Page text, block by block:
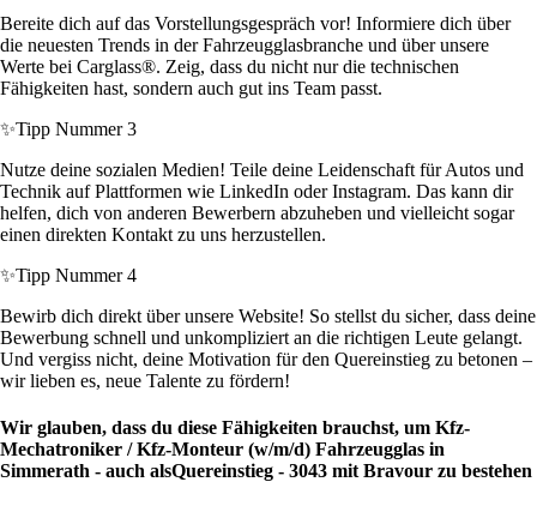
Bereite dich auf das Vorstellungsgespräch vor! Informiere dich über
die neuesten Trends in der Fahrzeugglasbranche und über unsere
Werte bei Carglass®. Zeig, dass du nicht nur die technischen
Fähigkeiten hast, sondern auch gut ins Team passt.
✨Tipp Nummer 3
Nutze deine sozialen Medien! Teile deine Leidenschaft für Autos und
Technik auf Plattformen wie LinkedIn oder Instagram. Das kann dir
helfen, dich von anderen Bewerbern abzuheben und vielleicht sogar
einen direkten Kontakt zu uns herzustellen.
✨Tipp Nummer 4
Bewirb dich direkt über unsere Website! So stellst du sicher, dass deine
Bewerbung schnell und unkompliziert an die richtigen Leute gelangt.
Und vergiss nicht, deine Motivation für den Quereinstieg zu betonen –
wir lieben es, neue Talente zu fördern!
Wir glauben, dass du diese Fähigkeiten brauchst, um Kfz-
Mechatroniker / Kfz-Monteur (w/m/d) Fahrzeugglas in
Simmerath - auch alsQuereinstieg - 3043 mit Bravour zu bestehen